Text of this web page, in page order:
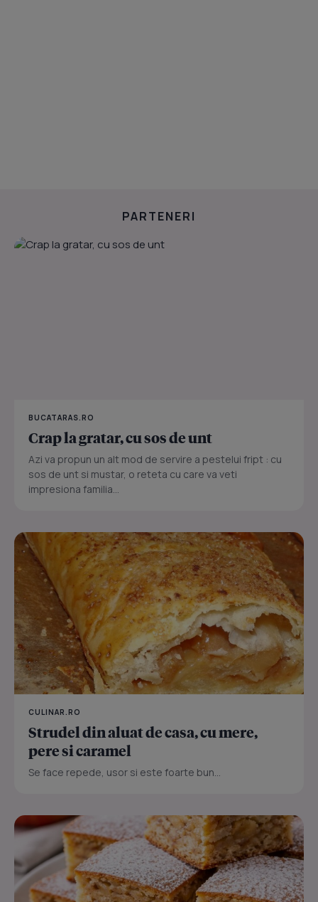
PARTENERI
BUCATARAS.RO
Crap la gratar, cu sos de unt
Azi va propun un alt mod de servire a pestelui fript : cu
sos de unt si mustar, o reteta cu care va veti
impresiona familia...
CULINAR.RO
Strudel din aluat de casa, cu mere,
pere si caramel
Se face repede, usor si este foarte bun...